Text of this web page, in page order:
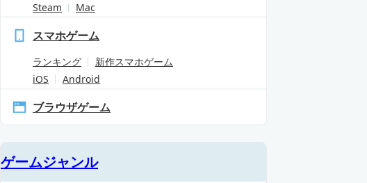
Steam
Mac
スマホゲーム
ランキング
新作スマホゲーム
iOS
Android
ブラウザゲーム
ゲームジャンル